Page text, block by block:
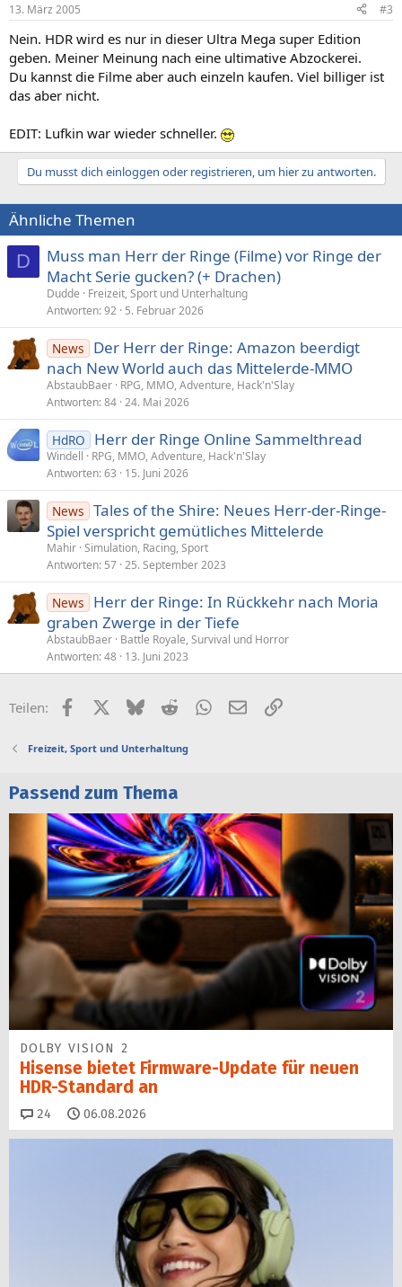
13. März 2005 #3
Nein. HDR wird es nur in dieser Ultra Mega super Edition
geben. Meiner Meinung nach eine ultimative Abzockerei.
Du kannst die Filme aber auch einzeln kaufen. Viel billiger ist
das aber nicht.
EDIT: Lufkin war wieder schneller.
Du musst dich einloggen oder registrieren, um hier zu antworten.
Ähnliche Themen
D
Muss man Herr der Ringe (Filme) vor Ringe der
Macht Serie gucken? (+ Drachen)
Dudde
Freizeit, Sport und Unterhaltung
Antworten 92 5. Februar 2026
News
Der Herr der Ringe: Amazon beerdigt
nach New World auch das Mittelerde-MMO
AbstaubBaer RPG, MMO, Adventure, Hack'n'Slay
Antworten 84 24. Mai 2026
HdRO Herr der Ringe Online Sammelthread
Windell
RPG, MMO, Adventure, Hack'n'Slay
Antworten 63 15. Juni 2026
News Tales of the Shire: Neues Herr-der-Ringe-
Spiel verspricht gemütliches Mittelerde
Mahir Simulation, Racing, Sport
Antworten 57 25. September 2023
News
Herr der Ringe: In Rückkehr nach Moria
graben Zwerge in der Tiefe
AbstaubBaer Battle Royale, Survival und Horror
Antworten 48 13. Juni 2023
Teilen: FacebookX (Twitter)
BlueskyRedditWhatsApp
E-MailLink
Freizeit, Sport und Unterhaltung
Passend zum Thema
DOLBY VISION 2
Hisense bietet Firmware-Update für neuen
HDR-Standard an
24 Kommentare
06.08.2026